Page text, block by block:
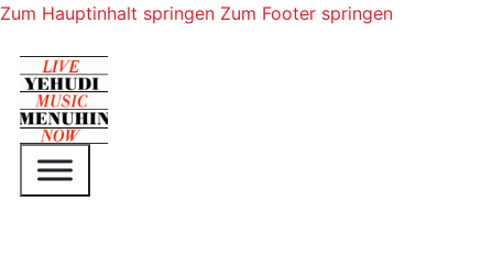
Zum Hauptinhalt springen Zum Footer springen